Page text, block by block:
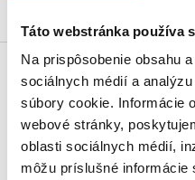
Táto webstránka používa
Na prispôsobenie obsahu
sociálnych médií a
súbory cookie. Informácie
webové stránky,
oblasti sociálnych médií,
môžu príslušné
SVX